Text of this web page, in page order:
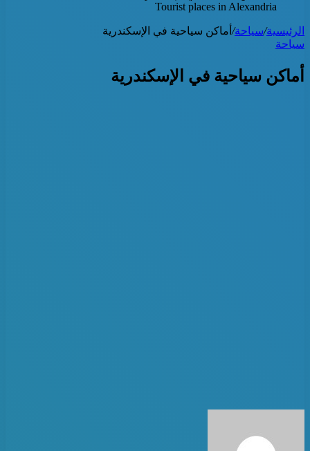
Tourist places in Alexandria
الرئيسية/سياحة/ أماكن سياحية في الإسكندرية
سياحة
أماكن سياحية في الإسكندرية